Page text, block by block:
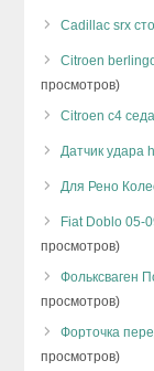
Cadillac srx
Citroen
просмотров)
Citroen c4
Датчик удара
Для Рено
Fiat Doblo 05-
просмотров)
Фольксваген
просмотров)
Форточка
просмотров)